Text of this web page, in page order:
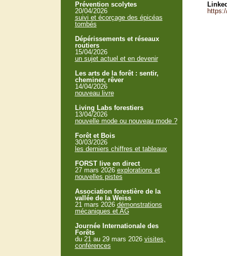
Prévention scolytes
20/04/2026
suivi et écorçage des épicéas
tombés
Dépérissements et réseaux
routiers
15/04/2026
un sujet actuel et en devenir
Les arts de la forêt : sentir,
cheminer, rêver
14/04/2026
nouveau livre
Living Labs forestiers
13/04/2026
nouvelle mode ou nouveau mode ?
Forêt et Bois
30/03/2026
les derniers chiffres et tableaux
FORST live en direct
27 mars 2026 explorations et
nouvelles pistes
Association forestière de la
vallée de la Weiss
21 mars 2026 démonstrations
mécaniques et AG
Journée Internationale des
Forêts
du 21 au 29 mars 2026 visites,
conférences